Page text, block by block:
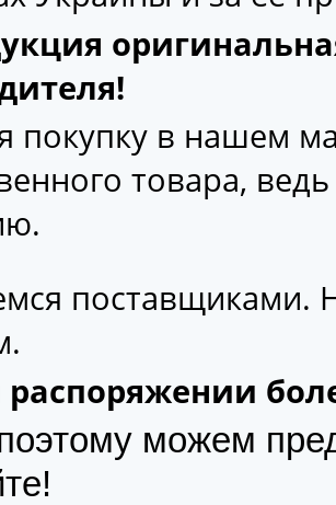
покупку в нашем
товара,
поставщиками.
можем